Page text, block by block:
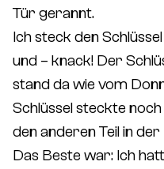
Tür gerannt.
Ich steck den
und – knack! Der
stand da wie vom
Schlüssel steckte
den anderen Teil in der
Das Beste war: Ich